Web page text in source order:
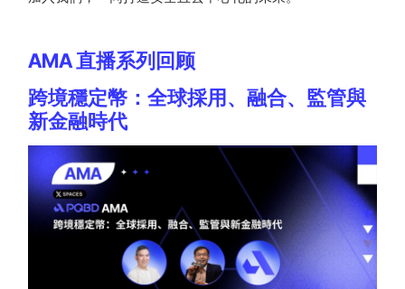
AMA 直播系列回顾
跨境穩定幣：全球採用、融合、監管與
新金融時代